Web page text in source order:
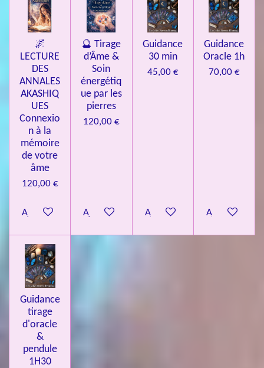
🌌
LECTURE
DES
ANNALES
AKASHIQ
UES
Connexio
n à la
mémoire
de votre
âme
120,00 €
Ajouter au panier
🔮 Tirage
d’Âme &
Soin
énergétiq
ue par les
pierres
120,00 €
Ajouter au panier
Guidance
30 min
45,00 €
Ajouter au panier
Guidance
Oracle 1h
70,00 €
Ajouter au
Guidance
tirage
d'oracle
&
pendule
1H30